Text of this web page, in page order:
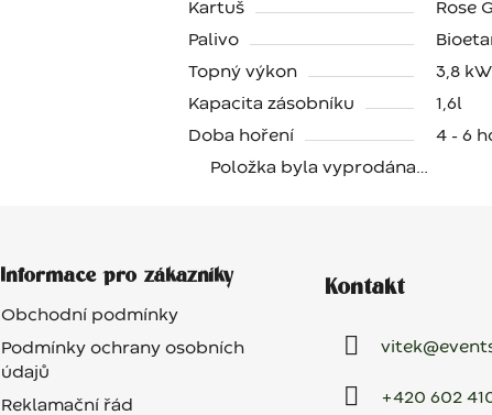
Kartuš Rose
Palivo
Topný výkon 3,8 kW
Kapacita zásobníku 1,6l
Doba hoření 4 - 6
Položka byla vyprodána…
Informace pro zákazníky
Obchodní podmínky
Podmínky ochrany osobních
údajů
Reklamační řád
Kontakt
vitek@
+420 602